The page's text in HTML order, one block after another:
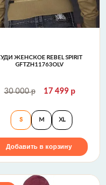
GFTZH11763CHOC
ЖЕНСКОЕ REBEL SPIRIT
GFTZH11763OLV
30 000р 17 499 р
Худи женское
S M XL
Добавить в корзину